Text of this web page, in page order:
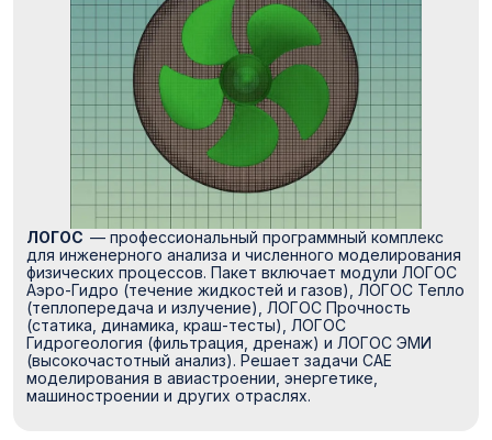
ЛОГОС — профессиональный программный комплекс
для инженерного анализа и численного моделирования
физических процессов. Пакет включает модули ЛОГОС
Аэро-Гидро (течение жидкостей и газов), ЛОГОС Тепло
(теплопередача и излучение), ЛОГОС Прочность
(статика, динамика, краш-тесты), ЛОГОС
Гидрогеология (фильтрация, дренаж) и ЛОГОС ЭМИ
(высокочастотный анализ). Решает задачи CAE
моделирования в авиастроении, энергетике,
машиностроении и других отраслях.